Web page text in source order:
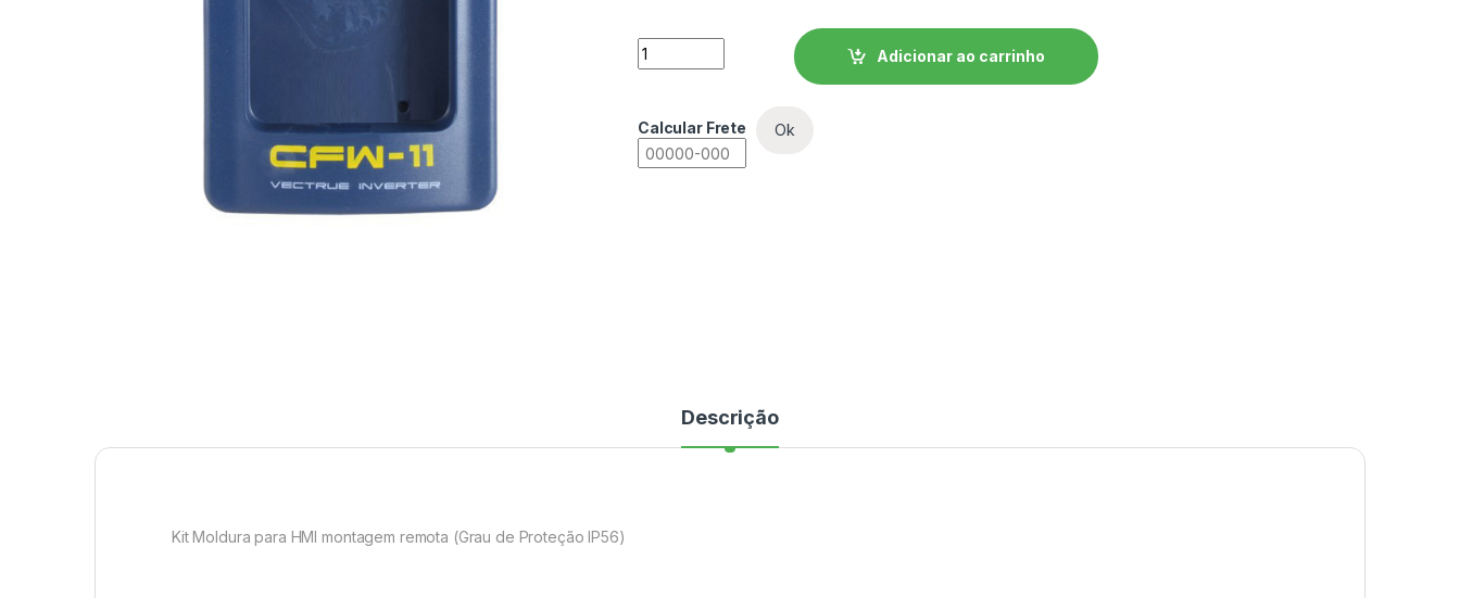
Kit Moldura para HMI montagem remota - RHMIF-01 WEG - CFW11 quantidade
Adicionar ao carrinho
Calcular Frete Ok
Descrição
Kit Moldura para HMI montagem remota (Grau de Proteção IP56)